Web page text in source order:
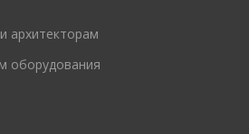
архитекторам
оборудования